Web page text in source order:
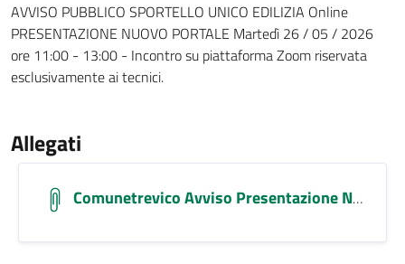
AVVISO PUBBLICO SPORTELLO UNICO EDILIZIA Online
PRESENTAZIONE NUOVO PORTALE Martedì 26 / 05 / 2026
ore 11:00 - 13:00 - Incontro su piattaforma Zoom riservata
esclusivamente ai tecnici.
Allegati
Comunetrevico Avviso Presentazione Nuovo Portale Sue Fto